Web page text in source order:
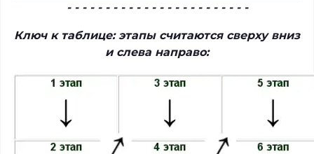
- - - - - - - - - - - - - - - - - - - - - - - -
Ключ к таблице: этапы считаются сверху вниз
и слева направо: